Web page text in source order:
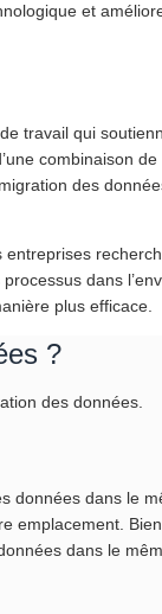
et
travail qui
combinaison
des
dans
plus efficace.
?
des données.
données dans le
Bien
dans le